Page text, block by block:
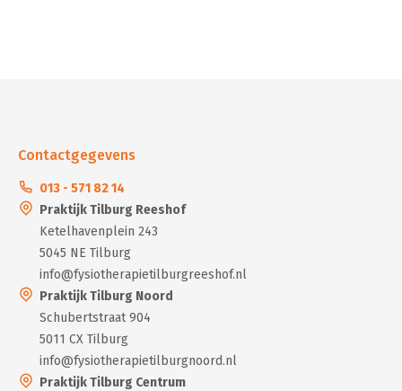
Contactgegevens
013 - 571 82 14
Praktijk Tilburg Reeshof
Ketelhavenplein 243
5045 NE Tilburg
info@fysiotherapietilburgreeshof.nl
Praktijk Tilburg Noord
Schubertstraat 904
5011 CX Tilburg
info@fysiotherapietilburgnoord.nl
Praktijk Tilburg Centrum